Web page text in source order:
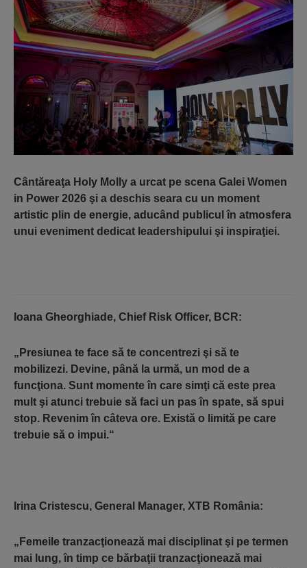
Cântăreaţa Holy Molly a urcat pe scena Galei Women
in Power 2026 şi a deschis seara cu un moment
artistic plin de energie, aducând publicul în atmosfera
unui eveniment dedicat leadershipului şi inspiraţiei.
Ioana Gheorghiade, Chief Risk Officer, BCR:
„Presiunea te face să te concentrezi şi să te
mobilizezi. Devine, până la urmă, un mod de a
funcţiona. Sunt momente în care simţi că este prea
mult şi atunci trebuie să faci un pas în spate, să spui
stop. Revenim în câteva ore. Există o limită pe care
trebuie să o impui.“
Irina Cristescu, General Manager, XTB România:
„Femeile tranzacţionează mai disciplinat şi pe termen
mai lung, în timp ce bărbaţii tranzacţionează mai